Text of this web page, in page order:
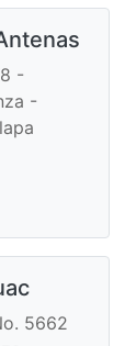
-
-
5662